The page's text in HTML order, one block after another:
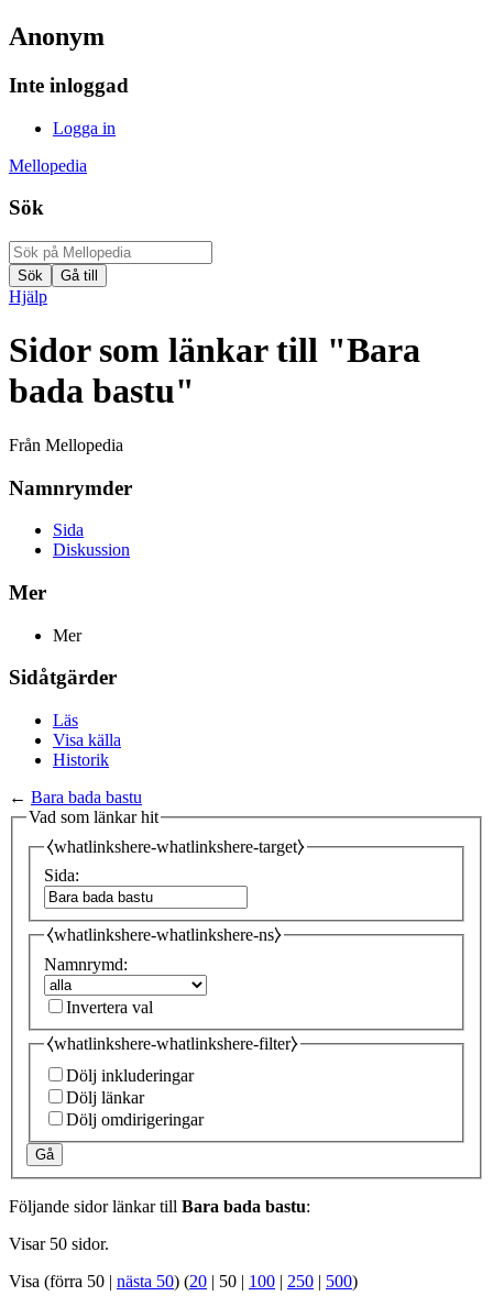
Anonym
Inte inloggad
Logga in
Mellopedia
Sök
Hjälp
Sidor som länkar till "Bara
bada bastu"
Från Mellopedia
Namnrymder
Sida
Diskussion
Mer
Mer
Sidåtgärder
Läs
Visa källa
Historik
← Bara bada bastu
Vad som länkar hit
⧼whatlinkshere-whatlinkshere-target⧽
Sida:
⧼whatlinkshere-whatlinkshere-ns⧽
Namnrymd:
Invertera val
⧼whatlinkshere-whatlinkshere-filter⧽
Dölj inkluderingar
Dölj länkar
Dölj omdirigeringar
Gå
Följande sidor länkar till Bara bada bastu:
Visar 50 sidor.
Visa (förra 50 | nästa 50) (20 | 50 | 100 | 250 | 500)